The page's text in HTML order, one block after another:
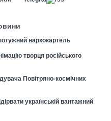
наркокартель
творця російського
Повітряно-космічних
українській вантажний